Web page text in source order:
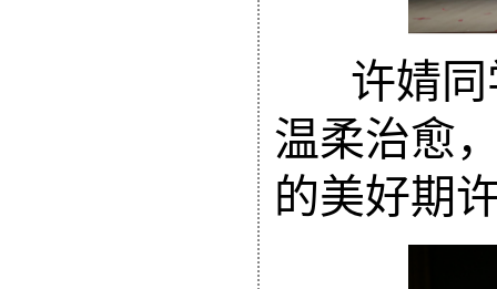
许婧同
温柔治愈
的美好期